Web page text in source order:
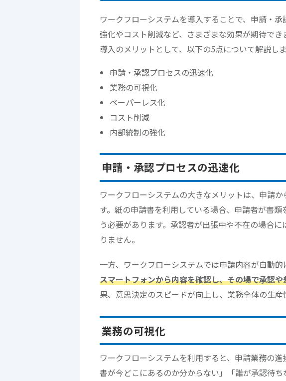
ワークフローシステムを導入することで、申請・
強化やコスト削減など、さまざまな効果が期待で
導入のメリットとして、以下の5点について解説しま
申請・承認プロセスの迅速化
業務の可視化
ペーパーレス化
コスト削減
内部統制の強化
申請・承認プロセスの迅速化
ワークフローシステムの大きなメリットは、申請
す。紙の申請書を利用している場合、申請者が書
う必要があります。承認者が出張中や不在の場合
りません。
一方、ワークフローシステムでは申請内容が自動的
スマートフォンから内容を確認し、その場で承認
果、意思決定のスピードが向上し、業務全体の生産
業務の可視化
ワークフローシステムを利用すると、申請業務の
書が今どこにあるのか分からない」「誰が承認待